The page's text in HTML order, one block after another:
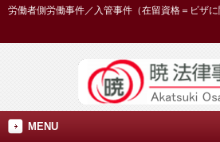
労働者側労働事件／入管事件（在留資格＝ビザ
MENU